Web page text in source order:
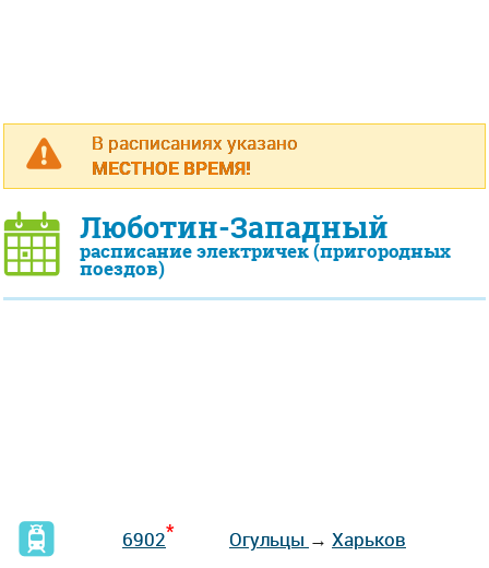
В расписаниях указано
МЕСТНОЕ ВРЕМЯ!
Люботин-Западный
расписание электричек (пригородных
поездов)
6902* Огульцы → Харьков